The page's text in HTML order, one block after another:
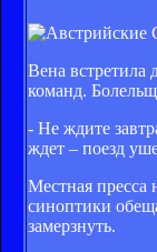
Вена встретила
команд.
- Не ждите
ждет – поезд
Местная пресса
синоптики
замерзнуть.